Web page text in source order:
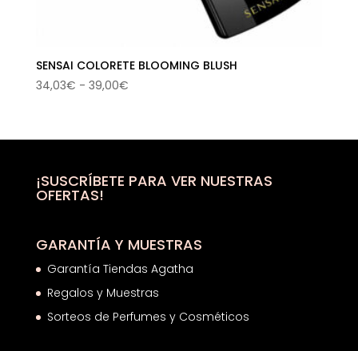
SENSAI COLORETE BLOOMING BLUSH
34,03€ - 39,00€Rango
desde
hasta
¡SUSCRÍBETE PARA VER NUESTRAS
OFERTAS!
GARANTÍA Y MUESTRAS
Garantía Tiendas Agatha
Regalos y Muestras
Sorteos de Perfumes y Cosméticos